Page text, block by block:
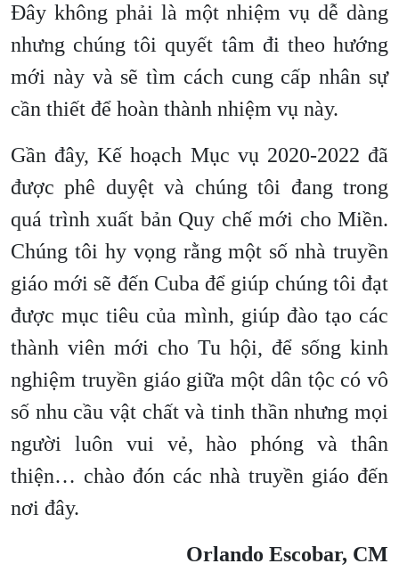
Đây không phải là một nhiệm vụ dễ dàng
nhưng chúng tôi quyết tâm đi theo hướng
mới này và sẽ tìm cách cung cấp nhân sự
cần thiết để hoàn thành nhiệm vụ này.
Gần đây, Kế hoạch Mục vụ 2020-2022 đã
được phê duyệt và chúng tôi đang trong
quá trình xuất bản Quy chế mới cho Miền.
Chúng tôi hy vọng rằng một số nhà truyền
giáo mới sẽ đến Cuba để giúp chúng tôi đạt
được mục tiêu của mình, giúp đào tạo các
thành viên mới cho Tu hội, để sống kinh
nghiệm truyền giáo giữa một dân tộc có vô
số nhu cầu vật chất và tinh thần nhưng mọi
người luôn vui vẻ, hào phóng và thân
thiện… chào đón các nhà truyền giáo đến
nơi đây.
Orlando Escobar, CM